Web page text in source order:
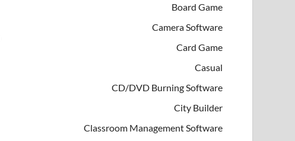
Board Game
Camera Software
Card Game
Casual
CD/DVD Burning Software
City Builder
Classroom Management Software